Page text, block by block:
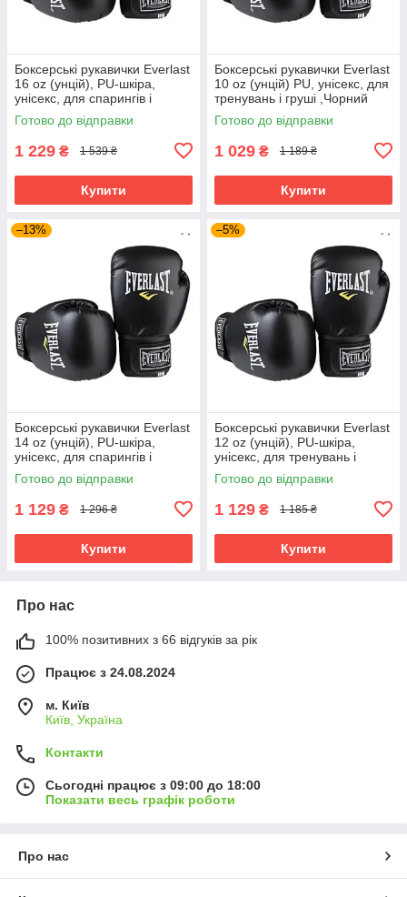
Боксерські рукавички Everlast
16 oz (унцій), PU-шкіра,
унісекс, для спарингів і
тренувань ,Чорний (EF-0370-
16)
Готово до відправки
1 229 ₴ 1 539 ₴
Купити
Боксерські рукавички Everlast
10 oz (унцій) PU, унісекс, для
тренувань і груші ,Чорний
(EF-0370-10)
Готово до відправки
1 029 ₴ 1 189 ₴
Купити
–13%
Боксерські рукавички Everlast
14 oz (унцій), PU-шкіра,
унісекс, для спарингів і
тренувань ,Чорний (EF-0370-
14)
Готово до відправки
1 129 ₴ 1 296 ₴
Купити
–5%
Боксерські рукавички Everlast
12 oz (унцій), PU-шкіра,
унісекс, для тренувань і
спарингів ,Чорний (EF-0370-
12)
Готово до відправки
1 129 ₴ 1 185 ₴
Купити
Про нас
100% позитивних з 66 відгуків за рік
Працює з 24.08.2024
м. Київ
Київ, Україна
Контакти
Сьогодні працює з 09:00 до 18:00
Показати весь графік роботи
Про нас